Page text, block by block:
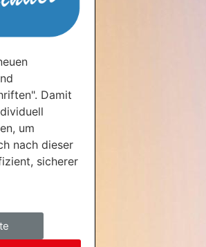
Damit
um
nach dieser
sicherer